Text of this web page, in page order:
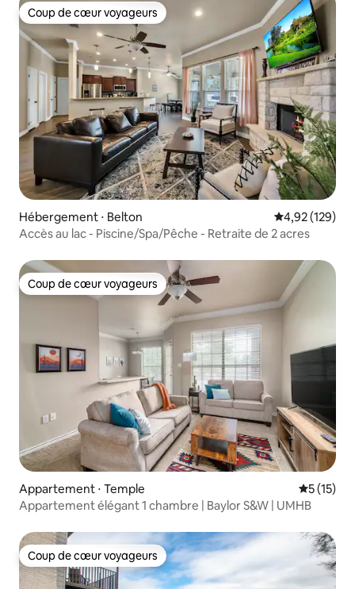
Coup de cœur voyageurs
Coup de cœur voyageurs
Hébergement ⋅ Belton Évaluation
4,92 (129)
Accès au lac - Piscine/Spa/Pêche - Retraite de 2 acres
Coup de cœur voyageurs
Coup de cœur voyageurs
Appartement ⋅ Temple
5 (15)
Appartement élégant 1 chambre | Baylor S&W | UMHB
Coup de cœur voyageurs
Coup de cœur voyageurs